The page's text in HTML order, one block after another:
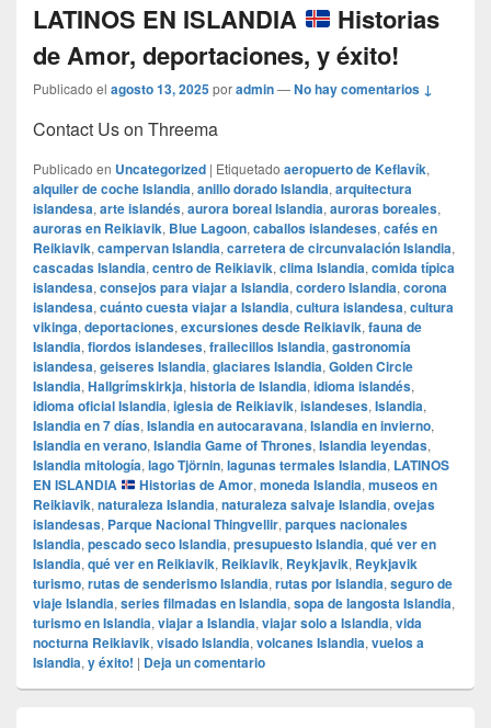
LATINOS EN ISLANDIA
Historias
de Amor, deportaciones, y éxito!
Publicado el agosto 13, 2025poradmin—No hay comentarios ↓
Contact Us on Threema
Publicado en Uncategorized | Etiquetado aeropuerto de Keflavík,
alquiler de coche Islandia, anillo dorado Islandia, arquitectura
islandesa, arte islandés, aurora boreal Islandia, auroras boreales,
auroras en Reikiavik, Blue Lagoon, caballos islandeses, cafés en
Reikiavik, campervan Islandia, carretera de circunvalación Islandia,
cascadas Islandia, centro de Reikiavik, clima Islandia, comida típica
islandesa, consejos para viajar a Islandia, cordero Islandia, corona
islandesa, cuánto cuesta viajar a Islandia, cultura islandesa, cultura
vikinga, deportaciones, excursiones desde Reikiavik, fauna de
Islandia, fiordos islandeses, frailecillos Islandia, gastronomía
islandesa, geiseres Islandia, glaciares Islandia, Golden Circle
Islandia, Hallgrímskirkja, historia de Islandia, idioma islandés,
idioma oficial Islandia, iglesia de Reikiavik, islandeses, Islandia,
Islandia en 7 días, Islandia en autocaravana, Islandia en invierno,
Islandia en verano, Islandia Game of Thrones, Islandia leyendas,
Islandia mitología, lago Tjörnin, lagunas termales Islandia, LATINOS
EN ISLANDIA
Historias de Amor, moneda Islandia, museos en
Reikiavik, naturaleza Islandia, naturaleza salvaje Islandia, ovejas
islandesas, Parque Nacional Thingvellir, parques nacionales
Islandia, pescado seco Islandia, presupuesto Islandia, qué ver en
Islandia, qué ver en Reikiavik, Reikiavik, Reykjavik, Reykjavik
turismo, rutas de senderismo Islandia, rutas por Islandia, seguro de
viaje Islandia, series filmadas en Islandia, sopa de langosta Islandia,
turismo en Islandia, viajar a Islandia, viajar solo a Islandia, vida
nocturna Reikiavik, visado Islandia, volcanes Islandia, vuelos a
Islandia, y éxito! | Deja un comentario